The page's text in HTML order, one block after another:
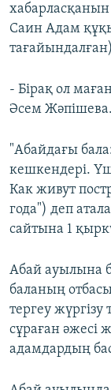
Саин Адам
- Бірақ ол
Әсем Жәпішева.
"Абайдағы
кешкендері.
Как живут
года") деп
сайтына 1
Абай ауылына
баланың
тергеу
сұраған әжесі
адамдардың